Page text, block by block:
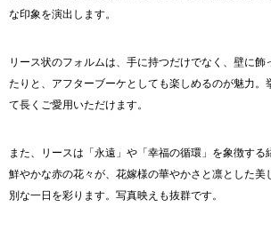
な印象を演出します。
リース状のフォルムは、手に持つだけでなく、壁に飾
たりと、アフターブーケとしても楽しめるのが魅力。
て長くご愛用いただけます。
また、リースは「永遠」や「幸福の循環」を象徴する
鮮やかな赤の花々が、花嫁様の華やかさと凛とした美
別な一日を彩ります。写真映えも抜群です。